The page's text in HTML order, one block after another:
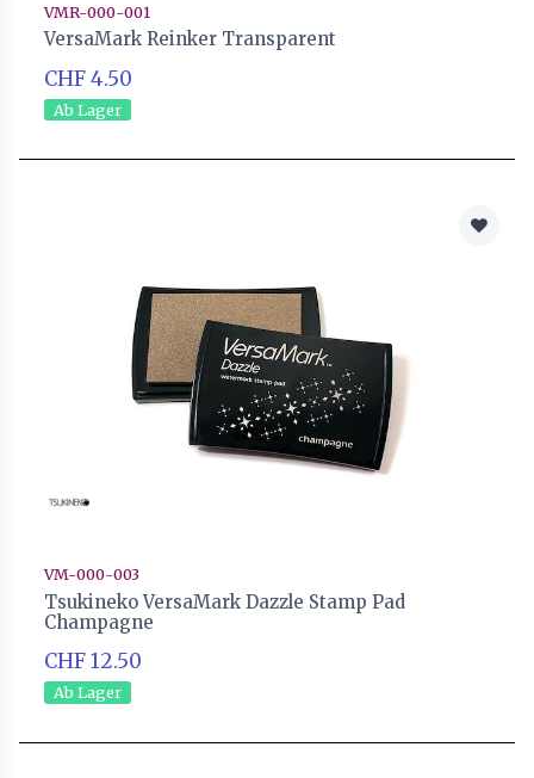
VMR-000-001
VersaMark Reinker Transparent
CHF 4.50
Ab Lager
VM-000-003
Tsukineko VersaMark Dazzle Stamp Pad
Champagne
CHF 12.50
Ab Lager